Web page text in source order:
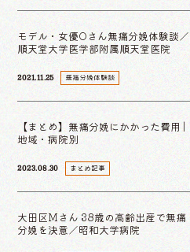
2021.11.25 無痛分娩体験談
モデル・女優Oさん無痛分娩体験談／
順天堂大学医学部附属順天堂医院
2023.08.30 まとめ記事
【まとめ】無痛分娩にかかった費用 |
地域・病院別
大田区Mさん 38歳の高齢出産で無痛
分娩を決意／昭和大学病院